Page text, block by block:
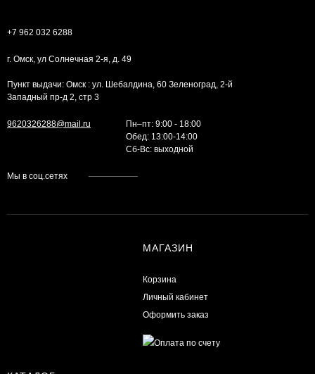
+7 962 032 6288
г. Омск, ул Солнечная 2-я, д. 49
Пункт выдачи: Омск : ул. Шебалдина, 60 Зеленоград, 2-й
Западный пр-д 2, стр 3
9620326288@mail.ru
Пн–пт: 9:00 - 18:00
Обед: 13:00-14:00
Cб-Вс: выходной
Мы в соц.сетях
МАГАЗИН
Корзина
Личный кабинет
Оформить заказ